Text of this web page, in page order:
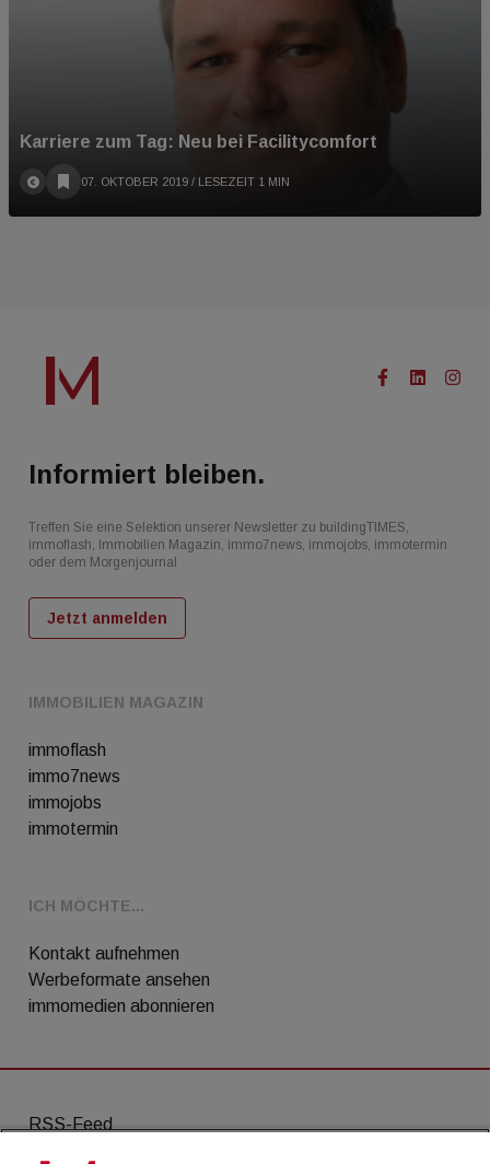
Karriere zum Tag: Neu bei Facilitycomfort
07. OKTOBER 2019 / LESEZEIT 1 MIN
IMMOBILIEN MAGAZIN
immoflash
immo7news
immojobs
immotermin
ICH MÖCHTE...
Kontakt aufnehmen
Werbeformate ansehen
immomedien abonnieren
Informiert bleiben.
Treffen Sie eine Selektion unserer Newsletter zu buildingTIMES,
immoflash, Immobilien Magazin, immo7news, immojobs, immotermin
oder dem Morgenjournal
Jetzt anmelden
RSS-Feed